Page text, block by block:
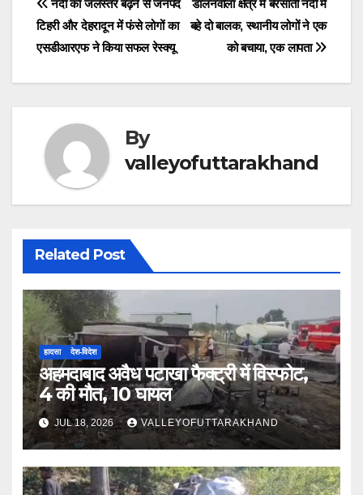
o
o
p
p
m n
g
d
s
Post
navigation
डालनवाला क्षेत्र में बरसाती नदी में
बहे दो बालक, स्थानीय लोगों ने एक
को बचाया, एक लापता
नदी का जलस्तर बढ़ने से जनपद
टिहरी और देहरादून में फंसे लोगों का
एसडीआरएफ ने किया सफल रेस्क्यू
By
valleyofuttarakhand
Related Post
हादसा देश-विदेश
अहमदाबाद अवैध पटाखा फैक्ट्री में विस्फोट,
4 की मौत, 10 घायल
JUL 18, 2026 VALLEYOFUTTARAKHAND